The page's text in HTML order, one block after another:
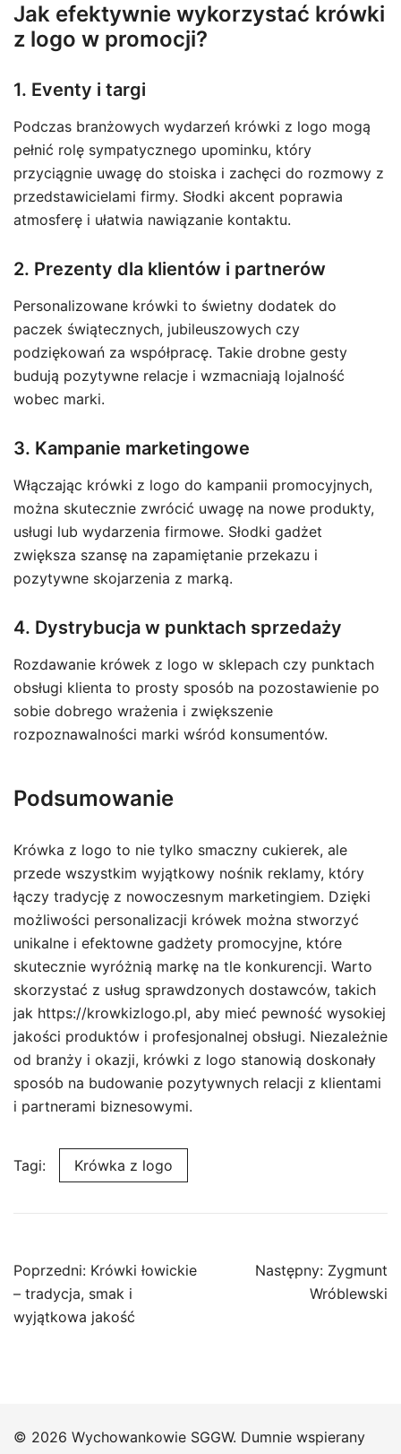
Jak efektywnie wykorzystać krówki
z logo w promocji?
1. Eventy i targi
Podczas branżowych wydarzeń krówki z logo mogą
pełnić rolę sympatycznego upominku, który
przyciągnie uwagę do stoiska i zachęci do rozmowy z
przedstawicielami firmy. Słodki akcent poprawia
atmosferę i ułatwia nawiązanie kontaktu.
2. Prezenty dla klientów i partnerów
Personalizowane krówki to świetny dodatek do
paczek świątecznych, jubileuszowych czy
podziękowań za współpracę. Takie drobne gesty
budują pozytywne relacje i wzmacniają lojalność
wobec marki.
3. Kampanie marketingowe
Włączając krówki z logo do kampanii promocyjnych,
można skutecznie zwrócić uwagę na nowe produkty,
usługi lub wydarzenia firmowe. Słodki gadżet
zwiększa szansę na zapamiętanie przekazu i
pozytywne skojarzenia z marką.
4. Dystrybucja w punktach sprzedaży
Rozdawanie krówek z logo w sklepach czy punktach
obsługi klienta to prosty sposób na pozostawienie po
sobie dobrego wrażenia i zwiększenie
rozpoznawalności marki wśród konsumentów.
Podsumowanie
Krówka z logo to nie tylko smaczny cukierek, ale
przede wszystkim wyjątkowy nośnik reklamy, który
łączy tradycję z nowoczesnym marketingiem. Dzięki
możliwości personalizacji krówek można stworzyć
unikalne i efektowne gadżety promocyjne, które
skutecznie wyróżnią markę na tle konkurencji. Warto
skorzystać z usług sprawdzonych dostawców, takich
jak https://krowkizlogo.pl, aby mieć pewność wysokiej
jakości produktów i profesjonalnej obsługi. Niezależnie
od branży i okazji, krówki z logo stanowią doskonały
sposób na budowanie pozytywnych relacji z klientami
i partnerami biznesowymi.
Tagi: Krówka z logo
Nawigacja
wpisu
Poprzedni: Krówki łowickie
– tradycja, smak i
wyjątkowa jakość
Następny: Zygmunt
Wróblewski
© 2026 Wychowankowie SGGW. Dumnie wspierany